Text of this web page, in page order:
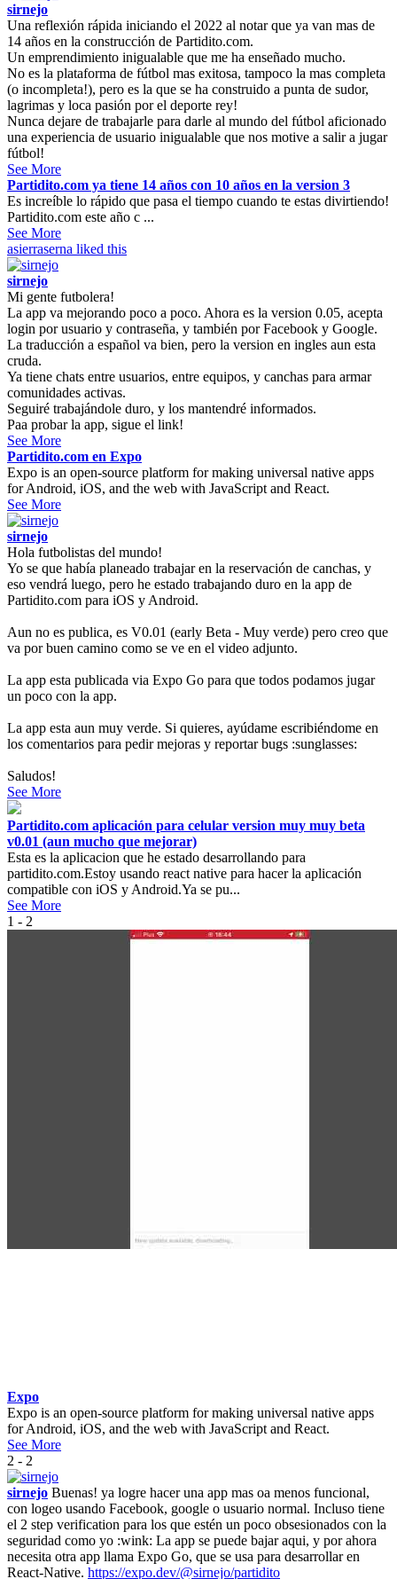
sirnejo
Una reflexión rápida iniciando el 2022 al notar que ya van mas de
14 años en la construcción de Partidito.com.
Un emprendimiento inigualable que me ha enseñado mucho.
No es la plataforma de fútbol mas exitosa, tampoco la mas completa
(o incompleta!), pero es la que se ha construido a punta de sudor,
lagrimas y loca pasión por el deporte rey!
Nunca dejare de trabajarle para darle al mundo del fútbol aficionado
una experiencia de usuario inigualable que nos motive a salir a jugar
fútbol!
See More
Partidito.com ya tiene 14 años con 10 años en la version 3
Es increíble lo rápido que pasa el tiempo cuando te estas divirtiendo!
Partidito.com este año c ...
See More
asierraserna liked this
sirnejo
Mi gente futbolera!
La app va mejorando poco a poco. Ahora es la version 0.05, acepta
login por usuario y contraseña, y también por Facebook y Google.
La traducción a español va bien, pero la version en ingles aun esta
cruda.
Ya tiene chats entre usuarios, entre equipos, y canchas para armar
comunidades activas.
Seguiré trabajándole duro, y los mantendré informados.
Paa probar la app, sigue el link!
See More
Partidito.com en Expo
Expo is an open-source platform for making universal native apps
for Android, iOS, and the web with JavaScript and React.
See More
sirnejo
Hola futbolistas del mundo!
Yo se que había planeado trabajar en la reservación de canchas, y
eso vendrá luego, pero he estado trabajando duro en la app de
Partidito.com para iOS y Android.
Aun no es publica, es V0.01 (early Beta - Muy verde) pero creo que
va por buen camino como se ve en el video adjunto.
La app esta publicada via Expo Go para que todos podamos jugar
un poco con la app.
La app esta aun muy verde. Si quieres, ayúdame escribiéndome en
los comentarios para pedir mejoras y reportar bugs :sunglasses:
Saludos!
See More
Partidito.com aplicación para celular version muy muy beta
v0.01 (aun mucho que mejorar)
Esta es la aplicacion que he estado desarrollando para
partidito.com.Estoy usando react native para hacer la aplicación
compatible con iOS y Android.Ya se pu...
See More
1 - 2
Expo
Expo is an open-source platform for making universal native apps
for Android, iOS, and the web with JavaScript and React.
See More
2 - 2
sirnejo Buenas! ya logre hacer una app mas oa menos funcional,
con logeo usando Facebook, google o usuario normal. Incluso tiene
el 2 step verification para los que estén un poco obsesionados con la
seguridad como yo :wink: La app se puede bajar aqui, y por ahora
necesita otra app llama Expo Go, que se usa para desarrollar en
React-Native. https://expo.dev/@sirnejo/partidito